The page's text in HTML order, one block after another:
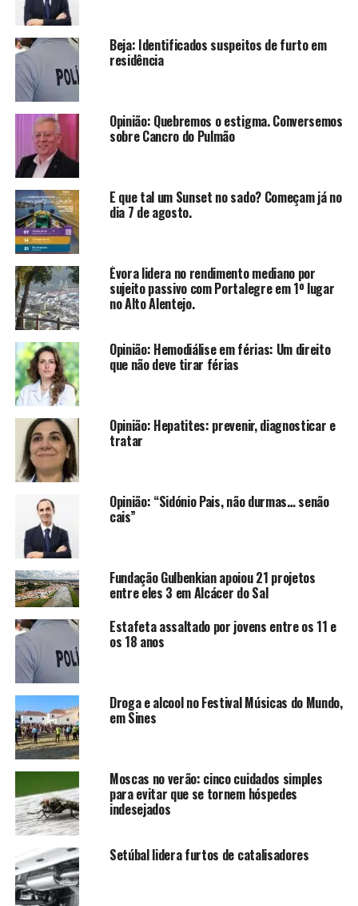
Beja: Identificados suspeitos de furto em
residência
Opinião: Quebremos o estigma. Conversemos
sobre Cancro do Pulmão
E que tal um Sunset no sado? Começam já no
dia 7 de agosto.
Évora lidera no rendimento mediano por
sujeito passivo com Portalegre em 1º lugar
no Alto Alentejo.
Opinião: Hemodiálise em férias: Um direito
que não deve tirar férias
Opinião: Hepatites: prevenir, diagnosticar e
tratar
Opinião: “Sidónio Pais, não durmas… senão
cais”
Fundação Gulbenkian apoiou 21 projetos
entre eles 3 em Alcácer do Sal
Estafeta assaltado por jovens entre os 11 e
os 18 anos
Droga e alcool no Festival Músicas do Mundo,
em Sines
Moscas no verão: cinco cuidados simples
para evitar que se tornem hóspedes
indesejados
Setúbal lidera furtos de catalisadores